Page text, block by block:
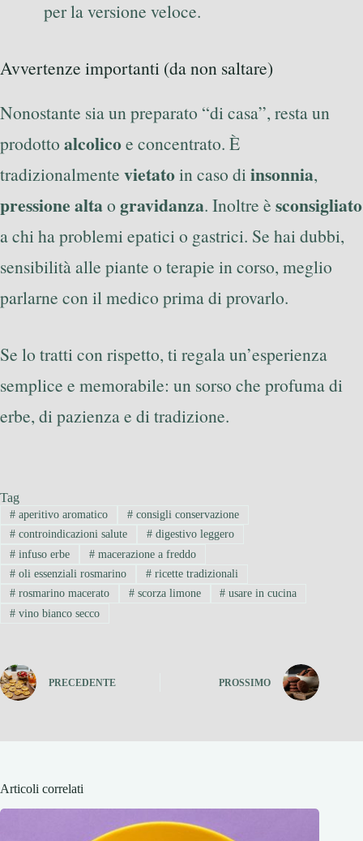
per la versione veloce.
Avvertenze importanti (da non saltare)
Nonostante sia un preparato “di casa”, resta un
prodotto alcolicoe concentrato. È
tradizionalmente vietatoin caso di insonnia,
pressione altao gravidanza. Inoltre è sconsigliato
a chi ha problemi epatici o gastrici. Se hai dubbi,
sensibilità alle piante o terapie in corso, meglio
parlarne con il medico prima di provarlo.
Se lo tratti con rispetto, ti regala un’esperienza
semplice e memorabile: un sorso che profuma di
erbe, di pazienza e di tradizione.
Tag
#aperitivo aromatico #consigli conservazione
#controindicazioni salute #digestivo leggero
#infuso erbe #macerazione a freddo
#oli essenziali rosmarino #ricette tradizionali
#rosmarino macerato #scorza limone # usare in cucina
#vino bianco secco
PRECEDENTE PROSSIMO
Articoli correlati